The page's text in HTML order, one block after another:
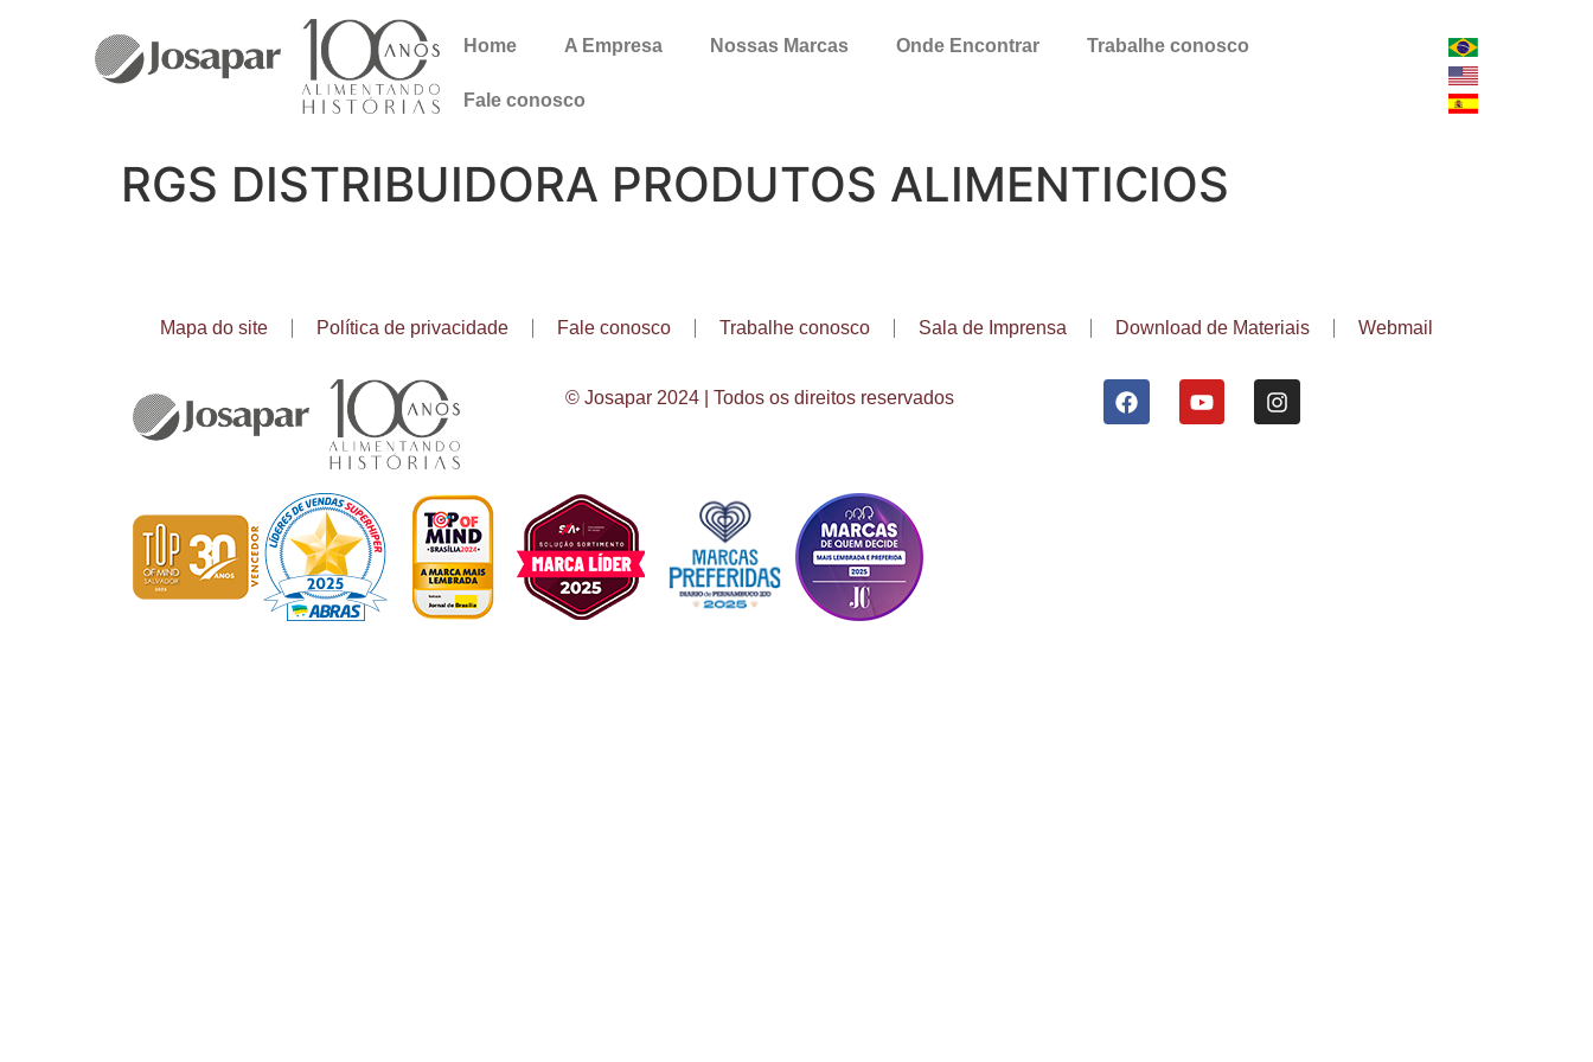
Home A Empresa Nossas Marcas Onde Encontrar Trabalhe conosco
Fale conosco
RGS DISTRIBUIDORA PRODUTOS ALIMENTICIOS
Mapa do site Política de privacidade Fale conosco Trabalhe conosco Sala de Imprensa Download de Materiais Webmail
© Josapar 2024 | Todos os direitos reservados